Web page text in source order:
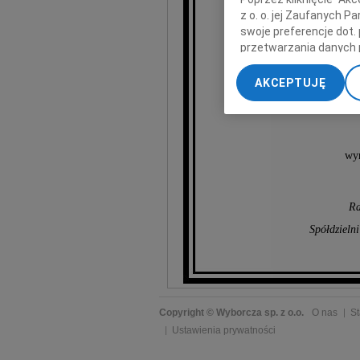
Copyright © Wyborcza sp. z o.o. O nas
Ustawienia prywatności
z o. o. jej Zaufanych
swoje preferencje dot.
przetwarzania danych
„Ustawienia
My, nasi Zaufani
dokładnych danych
Przechowywanie
AKCEPTUJĘ